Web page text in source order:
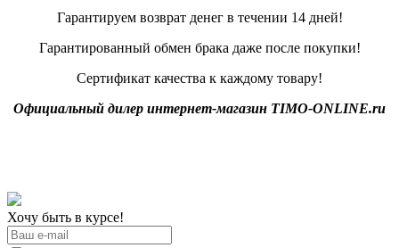
Гарантируем возврат денег в течении 14 дней!
Гарантированный обмен брака даже после покупки!
Сертификат качества к каждому товару!
Официальный дилер интернет-магазин TIMO-ONLINE.ru
Хочу быть в курсе!